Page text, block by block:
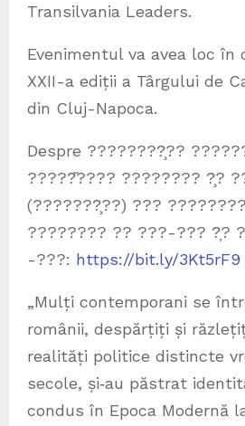
Transilvania Leaders.
Evenimentul va avea loc în
XXII-a ediții a Târgului de
din Cluj-Napoca.
Despre ????????̧??
?????̆???? ???????? ?̧?
(???????̧??) ???
???????? ?? ???-??? ?̦?
-???: https://bit.ly/3Kt5rF9
„Mulți contemporani se
românii, despărțiți și
realități politice distincte
secole, și‑au păstrat
condus în Epoca Modernă